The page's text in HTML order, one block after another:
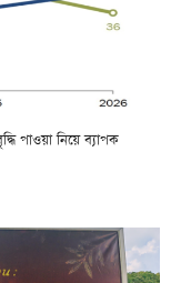
পাওয়া নিয়ে ব্যাপক